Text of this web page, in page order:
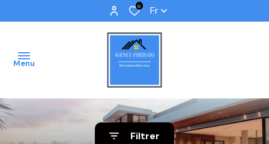
0 Fr
Menu
ACCUEIL
Filtrer